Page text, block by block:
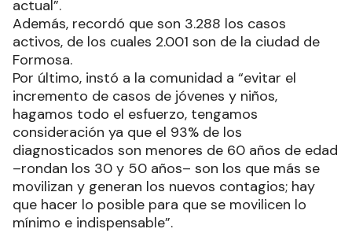
actual”.
Además, recordó que son 3.288 los casos
activos, de los cuales 2.001 son de la ciudad de
Formosa.
Por último, instó a la comunidad a “evitar el
incremento de casos de jóvenes y niños,
hagamos todo el esfuerzo, tengamos
consideración ya que el 93% de los
diagnosticados son menores de 60 años de edad
–rondan los 30 y 50 años– son los que más se
movilizan y generan los nuevos contagios; hay
que hacer lo posible para que se movilicen lo
mínimo e indispensable”.